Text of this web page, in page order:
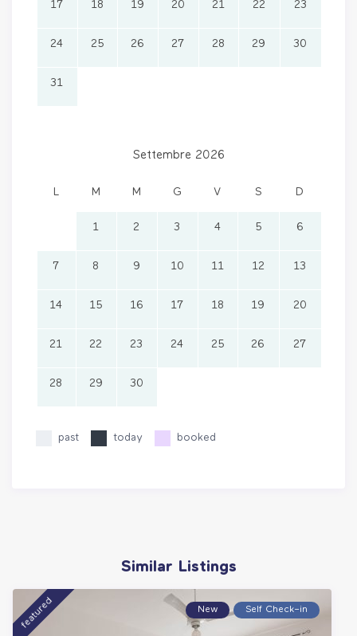
17 18 19 20 21 22 23
24 25 26 27 28 29 30
31
Settembre 2026
L M M G V S D
1 2 3 4 5 6
7 8 9 10 11 12 13
14 15 16 17 18 19 20
21 22 23 24 25 26 27
28 29 30
past today booked
Similar Listings
featured New Self Check–in